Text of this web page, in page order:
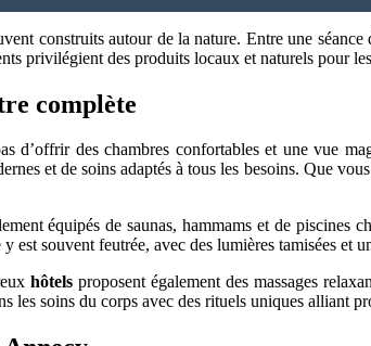
construits autour de la nature. Entre une
privilégient des produits locaux et naturels pour
complète
d’offrir des chambres confortables et une vue
et de soins adaptés à tous les besoins. Que
équipés de saunas, hammams et de piscines
y est souvent feutrée, avec des lumières tamisées et
hôtels proposent également des massages
les soins du corps avec des rituels uniques